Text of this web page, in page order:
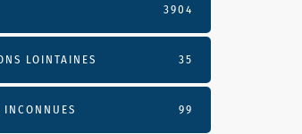
3904
LOINTAINES 35
INCONNUES 99